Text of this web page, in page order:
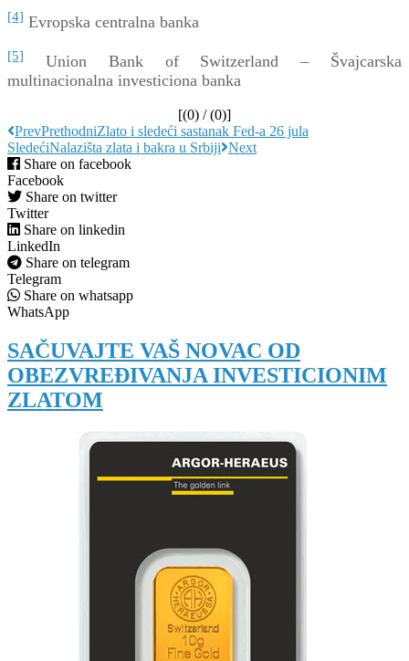
[4] Evropska centralna banka
[5]
Union Bank of Switzerland – Švajcarska
multinacionalna investiciona banka
[(0) / (0)]
PrevPrethodniZlato i sledeći sastanak Fed-a 26 jula
SledećiNalazišta zlata i bakra u Srbiji Next
Share on facebook
Facebook
Share on twitter
Twitter
Share on linkedin
LinkedIn
Share on telegram
Telegram
Share on whatsapp
WhatsApp
SAČUVAJTE VAŠ NOVAC OD
OBEZVREĐIVANJA INVESTICIONIM
ZLATOM